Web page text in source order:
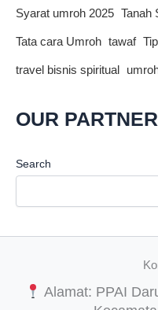
Syarat umroh 2025 Tanah
Tata cara Umroh tawaf
travel bisnis spiritual
OUR PARTNER
Search
Alamat: PPAI